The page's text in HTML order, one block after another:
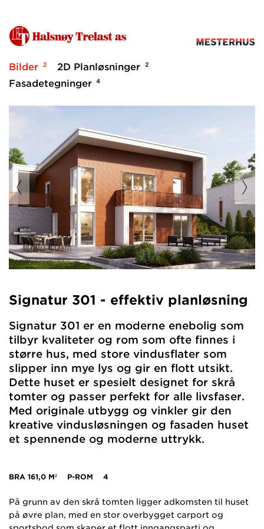
Bilder 2 2D Planløsninger 2
Fasadetegninger 4
Signatur 301 - effektiv planløsning
Signatur 301 er en moderne enebolig som
tilbyr kvaliteter og rom som ofte finnes i
større hus, med store vindusflater som
slipper inn mye lys og gir en flott utsikt.
Dette huset er spesielt designet for skrå
tomter og passer perfekt for alle livsfaser.
Med originale utbygg og vinkler gir den
kreative vindusløsningen og fasaden huset
et spennende og moderne uttrykk.
BRA 161,0 M² P-ROM 4
På grunn av den skrå tomten ligger adkomsten til huset
på øvre plan, med en stor overbygget carport og